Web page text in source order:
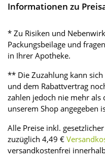
Informationen zu
* Zu Risiken und
Packungsbeilage und
in Ihrer Apotheke.
** Die Zuzahlung kann
und dem Rabattvertrag
zahlen jedoch nie mehr
unserem Shop angegeben
Alle Preise inkl.
zuzüglich 4,49 €
versandkostenfrei